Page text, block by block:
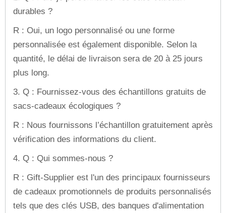
durables ?
R : Oui, un logo personnalisé ou une forme
personnalisée est également disponible. Selon la
quantité, le délai de livraison sera de 20 à 25 jours
plus long.
3. Q : Fournissez-vous des échantillons gratuits de
sacs-cadeaux écologiques ?
R : Nous fournissons l’échantillon gratuitement après
vérification des informations du client.
4. Q : Qui sommes-nous ?
R : Gift-Supplier est l'un des principaux fournisseurs
de cadeaux promotionnels de produits personnalisés
tels que des clés USB, des banques d'alimentation